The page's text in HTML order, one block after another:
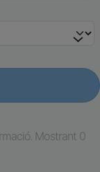
Mostrant 0